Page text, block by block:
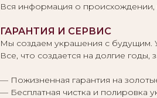
Вся информация о происхождении,
ГАРАНТИЯ И СЕРВИС
Мы создаем украшения с будущим.
Все, что создается на долгие
— Пожизненная гарантия на
— Бесплатная чистка и полировка